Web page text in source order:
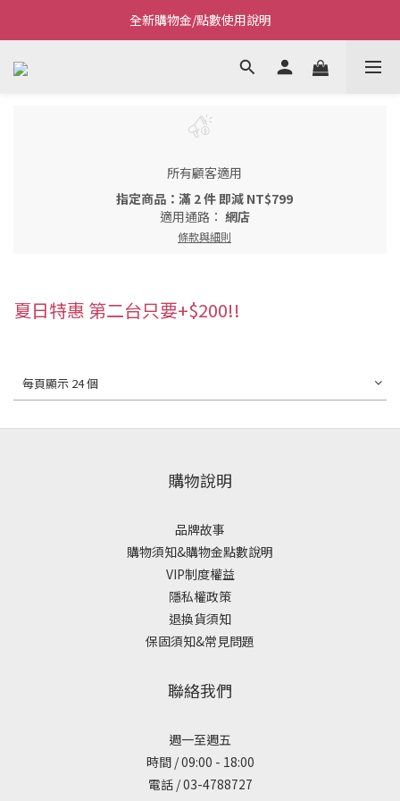
Welcome~私藏生活~
全新購物金/點數使用說明
Welcome~私藏生活~
所有顧客適用
指定商品：滿 2 件 即減 NT$799
適用通路： 網店
條款與細則
夏日特惠 第二台只要+$200!!
每頁顯示 24 個
購物說明
品牌故事
購物須知&購物金點數說明
VIP制度權益
隱私權政策
退換貨須知
保固須知&常見問題
聯絡我們
週一至週五
時間 / 09:00 - 18:00
電話 / 03-4788727